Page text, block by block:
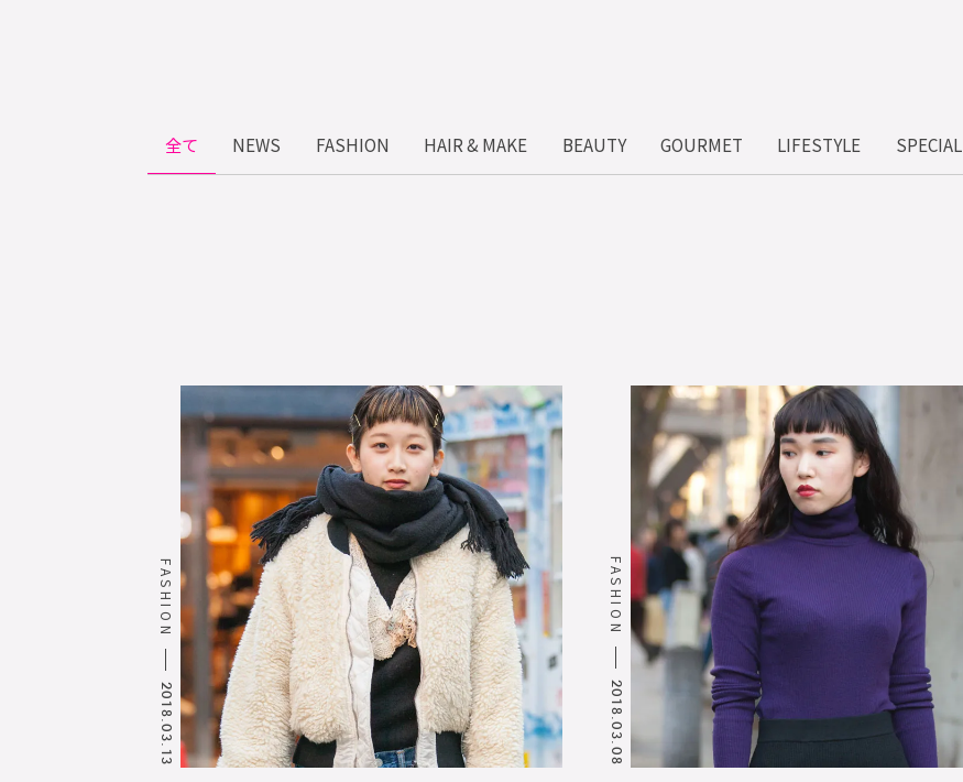
全て NEWS FASHION HAIR & MAKE BEAUTY GOURMET LIFESTYLE SPECIAL
FASHION
2018.03.13
FASHION
2018.03.08